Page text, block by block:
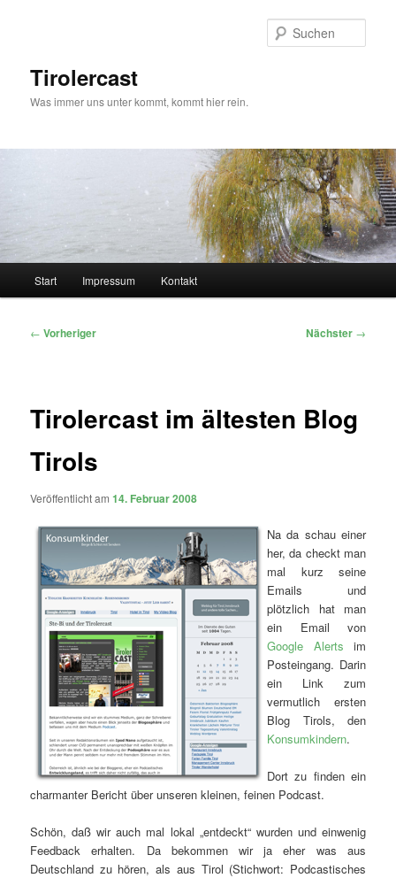
Tirolercast
Was immer uns unter kommt, kommt hier rein.
Start Impressum Kontakt
Beitragsnavigation
← Vorheriger Nächster →
Tirolercast im ältesten Blog
Tirols
Veröffentlicht am14. Februar 2008
Na da schau einer
her, da checkt man
mal kurz seine
Emails und
plötzlich hat man
ein Email von
Google Alerts im
Posteingang. Darin
ein Link zum
vermutlich ersten
Blog Tirols, den
Konsumkindern.
Dort zu finden ein
charmanter Bericht über unseren kleinen, feinen Podcast.
Schön, daß wir auch mal lokal „entdeckt“ wurden und einwenig
Feedback erhalten. Da bekommen wir ja eher was aus
Deutschland zu hören, als aus Tirol (Stichwort: Podcastisches